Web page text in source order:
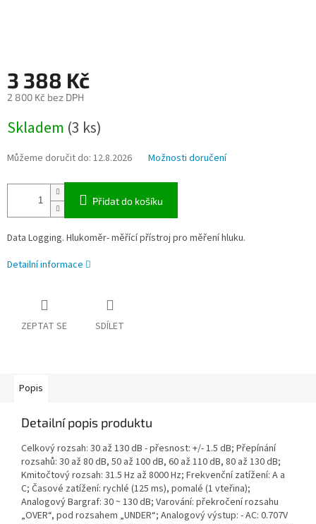
3 388 Kč
2 800 Kč bez DPH
cena:
Skladem (3 ks)
Můžeme doručit do: 12.8.2026 Možnosti doručení
Přidat do košíku
Data Logging. Hlukoměr- měřící přístroj pro měření hluku.
Detailní informace
ZEPTAT SE SDÍLET
Popis
Detailní popis produktu
Celkový rozsah: 30 až 130 dB - přesnost: +/- 1.5 dB; Přepínání
rozsahů: 30 až 80 dB, 50 až 100 dB, 60 až 110 dB, 80 až 130 dB;
Kmitočtový rozsah: 31.5 Hz až 8000 Hz; Frekvenční zatížení: A a
C; Časové zatížení: rychlé (125 ms), pomalé (1 vteřina);
Analogový Bargraf: 30 ~ 130 dB; Varování: překročení rozsahu
„OVER“, pod rozsahem „UNDER“; Analogový výstup: - AC: 0.707V